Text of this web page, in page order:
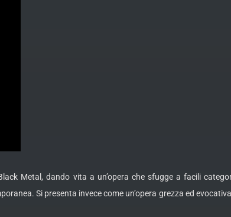
Metal, dando vita a un’opera che sfugge a facili
Si presenta invece come un’opera grezza ed